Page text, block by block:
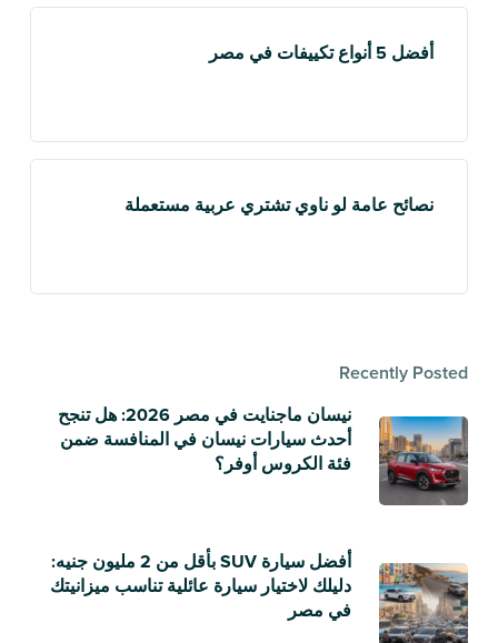
أفضل 5 أنواع تكييفات في مصر
نصائح عامة لو ناوي تشتري عربية مستعملة
Recently Posted
نيسان ماجنايت في مصر 2026: هل تنجح
أحدث سيارات نيسان في المنافسة ضمن
فئة الكروس أوفر؟
أفضل سيارة SUV بأقل من 2 مليون جنيه:
دليلك لاختيار سيارة عائلية تناسب ميزانيتك
في مصر